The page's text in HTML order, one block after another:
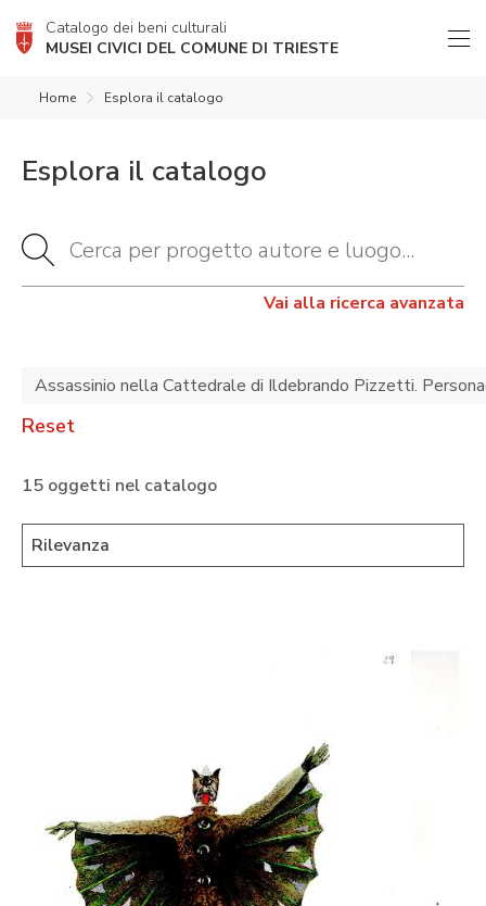
Catalogo dei beni culturali
MUSEI CIVICI DEL COMUNE DI TRIESTE
Home Esplora il catalogo
Esplora il catalogo
Vai alla ricerca avanzata
Assassinio nella Cattedrale di Ildebrando Pizzetti.
Reset
15 oggetti nel catalogo